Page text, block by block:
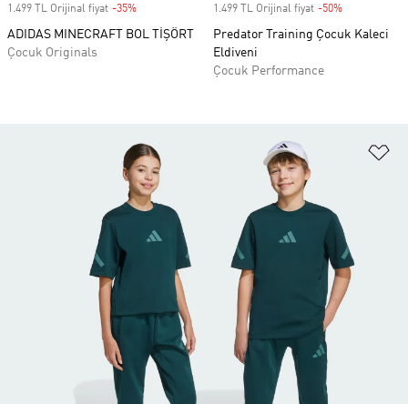
1.499 TL Orijinal fiyat -35%
ADIDAS MINECRAFT BOL TİŞÖRT
Çocuk Originals
1.499 TL Orijinal fiyat -50%
Predator Training Çocuk Kaleci
Eldiveni
Çocuk Performance